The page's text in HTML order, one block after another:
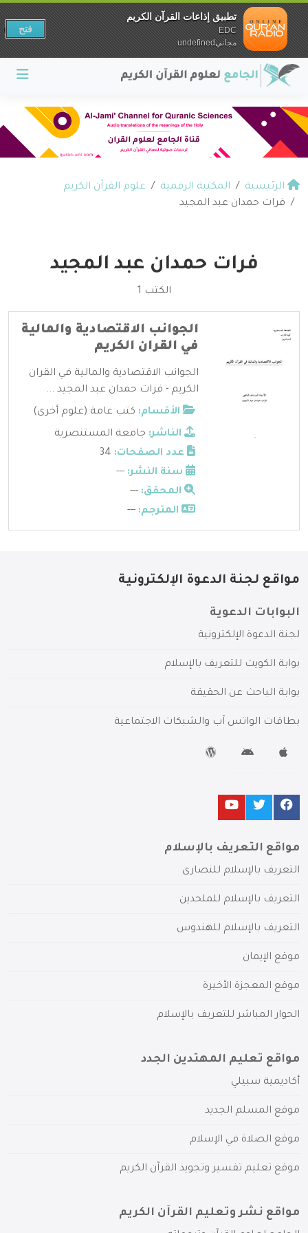
الرئيسية المكتبة الرقمية
علوم القرآن الكريم
فرات حمدان عبد المجيد
فرات حمدان عبد المجيد
الكتب 1
الجوانب الاقتصادية والمالية
في القران الكريم
الجوانب الاقتصادية والمالية في القران
الكريم - فرات حمدان عبد المجيد ...
الأقسام: كتب عامة (علوم أخرى)
الناشر: جامعة المستنصرية
عدد الصفحات:
سنة النشر: ---
المحقق: ---
المترجم: ---
مواقع لجنة الدعوة الإلكترونية
البوابات الدعوية
لجنة الدعوة الإلكترونية
بوابة الكويت للتعريف بالإسلام
بوابة الباحث عن الحقيقة
بطاقات الواتس آب والشبكات الاجتماعية
مواقع التعريف بالإسلام
التعريف بالإسلام للنصارى
التعريف بالإسلام للملحدين
التعريف بالإسلام للهندوس
موقع الإيمان
موقع المعجزة الأخيرة
الحوار المباشر للتعريف بالإسلام
مواقع تعليم المهتدين الجدد
أكاديمية سبيلي
موقع المسلم الجديد
موقع الصلاة في الإسلام
موقع تعليم تفسير وتجويد القرآن الكريم
مواقع نشر وتعليم القرآن الكريم
تطبيق إذاعات القرآن الكريم
EDC
مجانيundefined
فتح